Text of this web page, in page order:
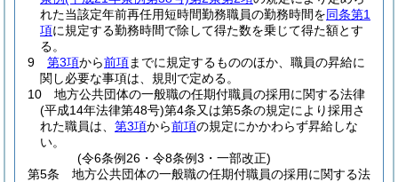
れた当該定年前再任用短時間勤務職員の勤務時間を同条第1
項に規定する勤務時間で除して得た数を乗じて得た額とす
る。
9
第3項から前項までに規定するもののほか、職員の昇給に
関し必要な事項は、規則で定める。
10
地方公共団体の一般職の任期付職員の採用に関する法律
(平成14年法律第48号)第4条又は第5条の規定により採用さ
れた職員は、 第3項から前項の規定にかかわらず昇給しな
い。
(令6条例26・令8条例3・一部改正)
第5条
地方公共団体の一般職の任期付職員の採用に関する法